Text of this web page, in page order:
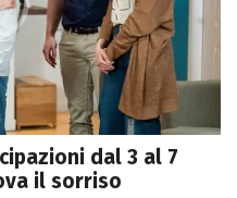
dal 3 al 7
il sorriso